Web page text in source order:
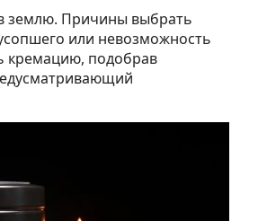
землю. Причины выбрать
или невозможность
кремацию, подобрав